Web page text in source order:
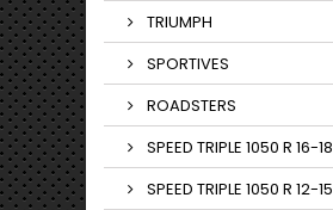
TRIUMPH
SPORTIVES
ROADSTERS
SPEED TRIPLE 1050 R 16-18
SPEED TRIPLE 1050 R 12-15